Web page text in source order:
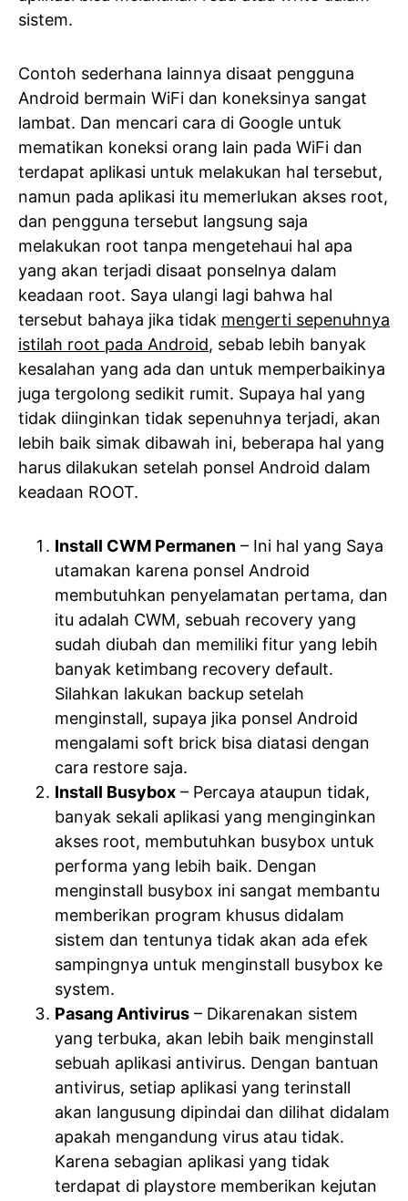
sistem.
Contoh sederhana lainnya disaat pengguna
Android bermain WiFi dan koneksinya sangat
lambat. Dan mencari cara di Google untuk
mematikan koneksi orang lain pada WiFi dan
terdapat aplikasi untuk melakukan hal tersebut,
namun pada aplikasi itu memerlukan akses root,
dan pengguna tersebut langsung saja
melakukan root tanpa mengetehaui hal apa
yang akan terjadi disaat ponselnya dalam
keadaan root. Saya ulangi lagi bahwa hal
tersebut bahaya jika tidak mengerti sepenuhnya
istilah root pada Android, sebab lebih banyak
kesalahan yang ada dan untuk memperbaikinya
juga tergolong sedikit rumit. Supaya hal yang
tidak diinginkan tidak sepenuhnya terjadi, akan
lebih baik simak dibawah ini, beberapa hal yang
harus dilakukan setelah ponsel Android dalam
keadaan ROOT.
Install CWM Permanen – Ini hal yang Saya
utamakan karena ponsel Android
membutuhkan penyelamatan pertama, dan
itu adalah CWM, sebuah recovery yang
sudah diubah dan memiliki fitur yang lebih
banyak ketimbang recovery default.
Silahkan lakukan backup setelah
menginstall, supaya jika ponsel Android
mengalami soft brick bisa diatasi dengan
cara restore saja.
Install Busybox – Percaya ataupun tidak,
banyak sekali aplikasi yang menginginkan
akses root, membutuhkan busybox untuk
performa yang lebih baik. Dengan
menginstall busybox ini sangat membantu
memberikan program khusus didalam
sistem dan tentunya tidak akan ada efek
sampingnya untuk menginstall busybox ke
system.
Pasang Antivirus – Dikarenakan sistem
yang terbuka, akan lebih baik menginstall
sebuah aplikasi antivirus. Dengan bantuan
antivirus, setiap aplikasi yang terinstall
akan langusung dipindai dan dilihat didalam
apakah mengandung virus atau tidak.
Karena sebagian aplikasi yang tidak
terdapat di playstore memberikan kejutan